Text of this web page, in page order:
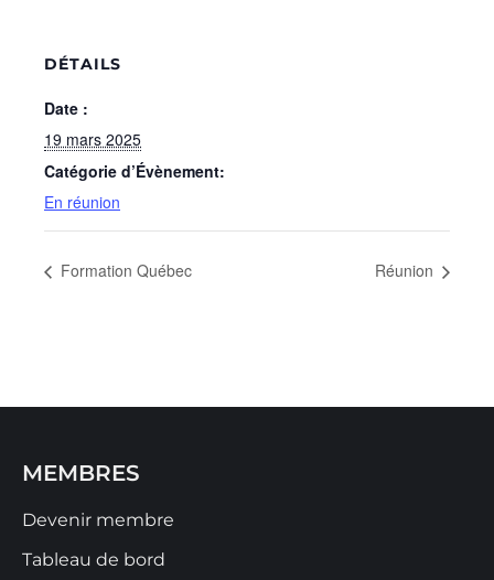
DÉTAILS
Date :
19 mars 2025
Catégorie d’Évènement:
En réunion
Formation Québec Réunion
MEMBRES
Devenir membre
Tableau de bord